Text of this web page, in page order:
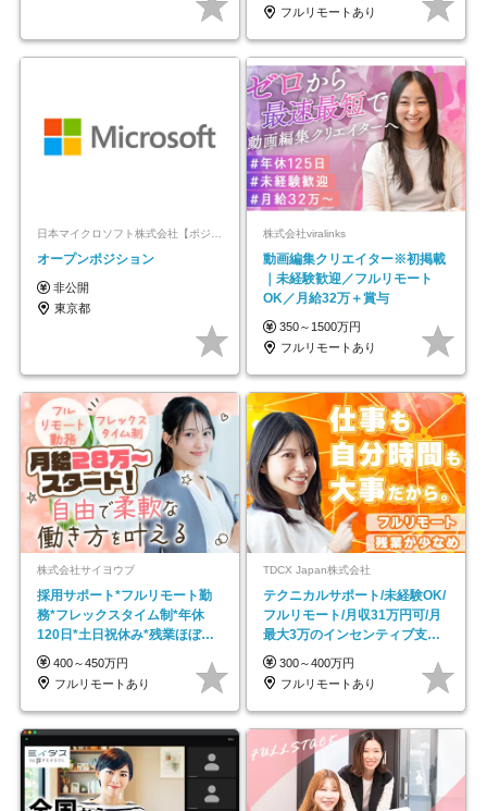
フルリモートあり
日本マイクロソフト株式会社【ポジションマッチ登録】
オープンポジション
非公開
東京都
株式会社viralinks
動画編集クリエイター※初掲載
｜未経験歓迎／フルリモート
OK／月給32万＋賞与
350～1500万円
フルリモートあり
株式会社サイヨウブ
採用サポート*フルリモート勤
務*フレックスタイム制*年休
120日*土日祝休み*残業ほぼな
し*育児中社員8割以上
400～450万円
フルリモートあり
TDCX Japan株式会社
テクニカルサポート/未経験OK/
フルリモート/月収31万円可/月
最大3万のインセンティブ支給/
平均年齢33歳
300～400万円
フルリモートあり